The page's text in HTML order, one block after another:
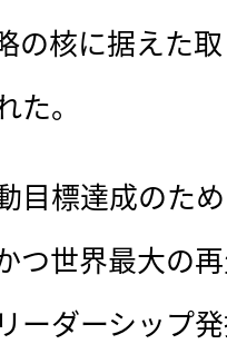
の核に据えた
。
目標達成のた
つ世界最大の
ーダーシップ